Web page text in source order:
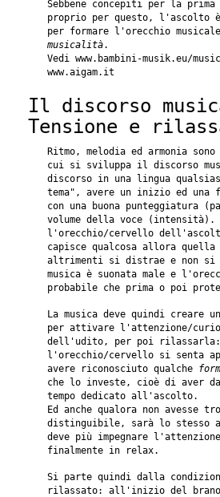
Sebbene concepiti per la
proprio per questo, l'ascolto è
per formare l'orecchio musicale
musicalità.
Vedi www.bambini-musik.eu/
www.aigam.it
Il discorso
Tensione e
Ritmo, melodia ed armonia
cui si sviluppa il discorso
discorso in una lingua
tema", avere un inizio ed una
con una buona punteggiatura
volume della voce (intensità).
l'orecchio/cervello
capisce qualcosa allora quella
altrimenti si distrae e non si
musica è suonata male e
probabile che prima o poi
La musica deve quindi creare
per attivare l'attenzione/
dell'udito, per poi rilassarla:
l'orecchio/cervello si senta
avere riconosciuto qualche
che lo investe, cioè di aver
tempo dedicato all'ascolto.
Ed anche qualora non avesse
distinguibile, sarà lo stesso
deve più impegnare
finalmente in relax.
Si parte quindi dalla
rilassato: all'inizio del